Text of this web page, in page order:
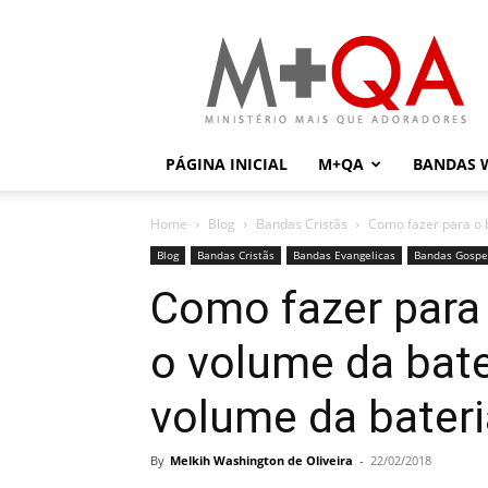
Mais
Que
Adoradores
PÁGINA INICIAL M+QA BANDAS
Home Blog Bandas Cristãs Como fazer para o
Blog Bandas Cristãs Bandas Evangelicas Bandas
Como fazer
o volume da
volume da
By Melkih Washington de Oliveira - 22/02/2018